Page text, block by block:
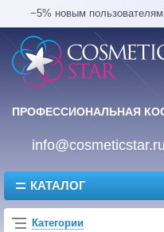
−5% новым
ПРОФЕССИОНАЛЬНАЯ
info@cosmeticstar.ru
КАТАЛОГ
Категории